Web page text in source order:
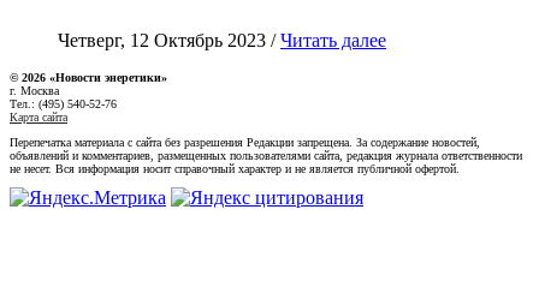
Четверг, 12 Октябрь 2023 /Читать далее
© 2026 «Новости энеретики»
г. Москва
Тел.: (495) 540-52-76
Карта сайта
Перепечатка материала с сайта без разрешения Редакции запрещена. За содержание новостей,
объявлений и комментариев, размещенных пользователями сайта, редакция журнала ответственности
не несет. Вся информация носит справочный характер и не является публичной офертой.